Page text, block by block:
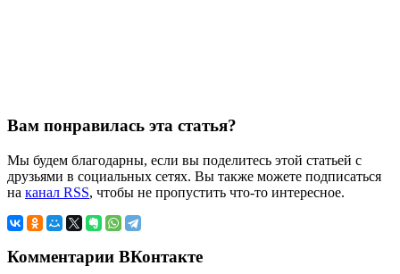
Вам понравилась эта статья?
Мы будем благодарны, если вы поделитесь этой статьей с
друзьями в социальных сетях. Вы также можете подписаться
на канал RSS, чтобы не пропустить что-то интересное.
Комментарии ВКонтакте